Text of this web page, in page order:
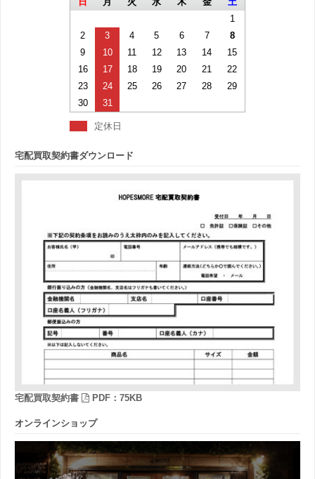
1
2
3 4 5 6 7
8
9
10 11 12 13 14
15
16
17 18 19 20 21
22
23
24 25 26 27 28
29
30
31
定休日
宅配買取契約書ダウンロード
宅配買取契約書 PDF：75KB
オンラインショップ